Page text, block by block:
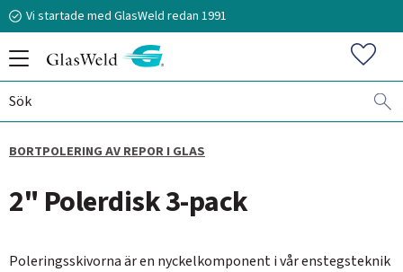
Vi startade med GlasWeld redan 1991
BORTPOLERING AV REPOR I GLAS
2" Polerdisk 3-pack
Poleringsskivorna är en nyckelkomponent i vår enstegsteknik
070-394 51 12